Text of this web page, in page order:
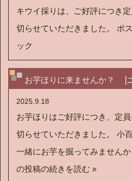
キウイ採りは、ご好評につき
切らせていただきました。 ポ
ック
お芋ほりに来ませんか？ [
2025.9.18
お芋ほりはご好評につき、定
切らせていただきました。 小
一緒にお芋を掘ってみません
の投稿の続きを読む »